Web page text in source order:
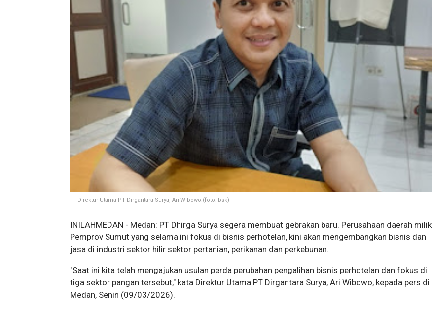
Direktur Utama PT Dirgantara Surya, Ari Wibowo.(foto: bsk)
INILAHMEDAN - Medan: PT Dhirga Surya segera membuat gebrakan baru. Perusahaan daerah milik
Pemprov Sumut yang selama ini fokus di bisnis perhotelan, kini akan mengembangkan bisnis dan
jasa di industri sektor hilir sektor pertanian, perikanan dan perkebunan.
"Saat ini kita telah mengajukan usulan perda perubahan pengalihan bisnis perhotelan dan fokus di
tiga sektor pangan tersebut," kata Direktur Utama PT Dirgantara Surya, Ari Wibowo, kepada pers di
Medan, Senin (09/03/2026).